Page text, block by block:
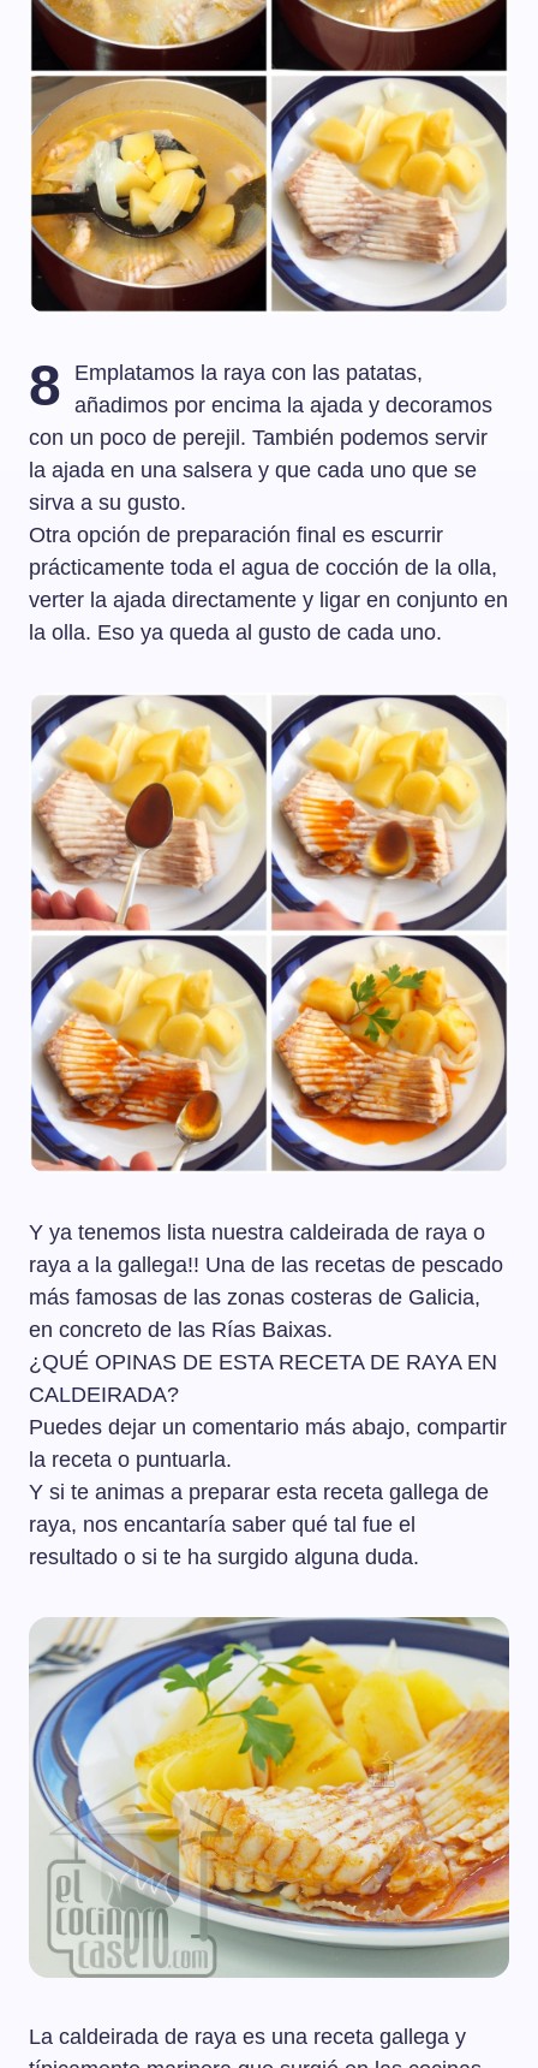
8
Emplatamos la raya con las patatas,
añadimos por encima la ajada y decoramos
con un poco de perejil. También podemos servir
la ajada en una salsera y que cada uno que se
sirva a su gusto.
Otra opción de preparación final es escurrir
prácticamente toda el agua de cocción de la olla,
verter la ajada directamente y ligar en conjunto en
la olla. Eso ya queda al gusto de cada uno.
Y ya tenemos lista nuestra caldeirada de raya o
raya a la gallega!! Una de las recetas de pescado
más famosas de las zonas costeras de Galicia,
en concreto de las Rías Baixas.
¿QUÉ OPINAS DE ESTA RECETA DE RAYA EN
CALDEIRADA?
Puedes dejar un comentario más abajo, compartir
la receta o puntuarla.
Y si te animas a preparar esta receta gallega de
raya, nos encantaría saber qué tal fue el
resultado o si te ha surgido alguna duda.
La caldeirada de raya es una receta gallega y